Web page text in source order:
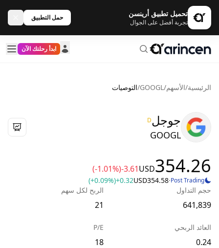
تحميل تطبيق أرينسن
تجربة أفضل على الجوال
حمل التطبيق
ابدأ رحلتك الآن
الرئيسية/الأسهم/
GOOGL
/التوصيات
جوجلD
GOOGL
354.26
USD
-3.61
(-1.01%)
Post Trading
·
354.58
USD
+0.32
(+0.09%)
حجم التداول
641,839
الربح لكل سهم
21
العائد الربحي
0.24
P/E
18